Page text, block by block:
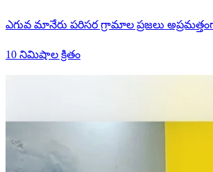
ఎగువ మానేరు పరిసర గ్రామాల ప్రజలు
10 నిమిషాల క్రితం